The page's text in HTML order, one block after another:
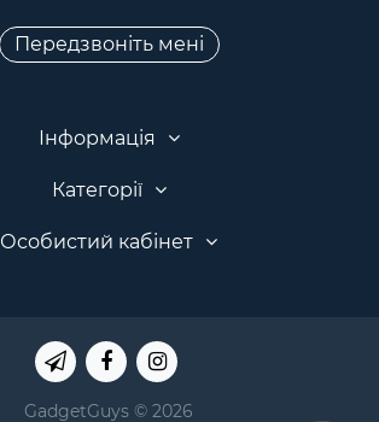
Передзвоніть мені
Інформація
Категорії
Особистий кабінет
GadgetGuys © 2026